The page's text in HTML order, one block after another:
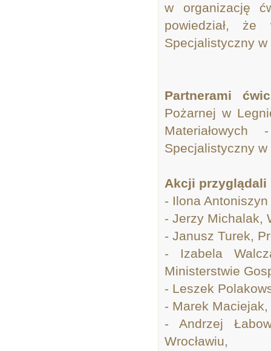
w organizację
powiedział,
Specjalistyczny
Partnerami
Pożarnej w
Specjalistyczny w
Akcji przyglądali
- Ilona
- Jerzy Michalak,
- Janusz Turek,
- Izabela
Ministerstwie
- Leszek
- Marek Maciejak,
- Andrzej
Wrocławiu,